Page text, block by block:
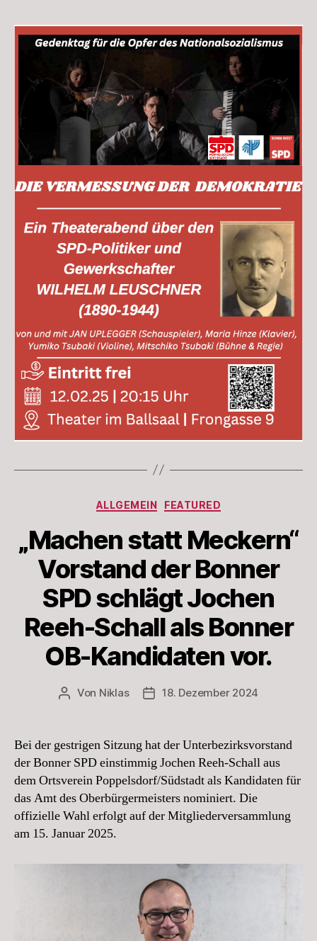
Kategorien
ALLGEMEIN FEATURED
„Machen statt Meckern“
Vorstand der Bonner
SPD schlägt Jochen
Reeh-Schall als Bonner
OB-Kandidaten vor.
Beitragsautor
Von Niklas Beitragsdatum
18. Dezember 2024
Bei der gestrigen Sitzung hat der Unterbezirksvorstand
der Bonner SPD einstimmig Jochen Reeh-Schall aus
dem Ortsverein Poppelsdorf/Südstadt als Kandidaten für
das Amt des Oberbürgermeisters nominiert. Die
offizielle Wahl erfolgt auf der Mitgliederversammlung
am 15. Januar 2025.